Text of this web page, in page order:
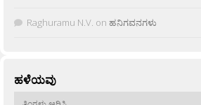
Raghuramu N.V. on ಹನಿಗವನಗಳು
ಹಳೆಯವು
ಹಳೆಯವು